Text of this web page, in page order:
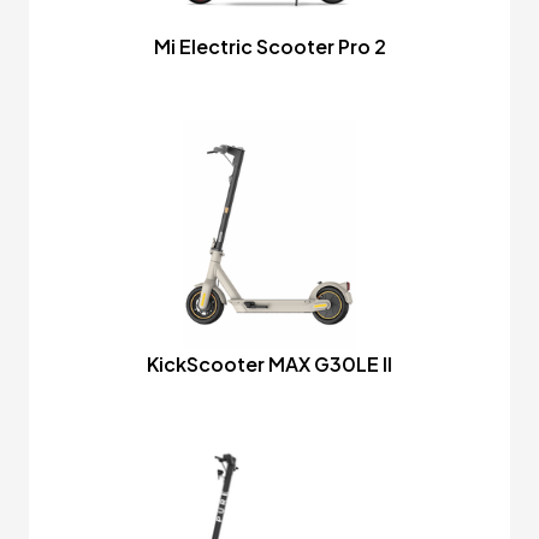
Mi Electric Scooter Pro 2
KickScooter MAX G30LE II